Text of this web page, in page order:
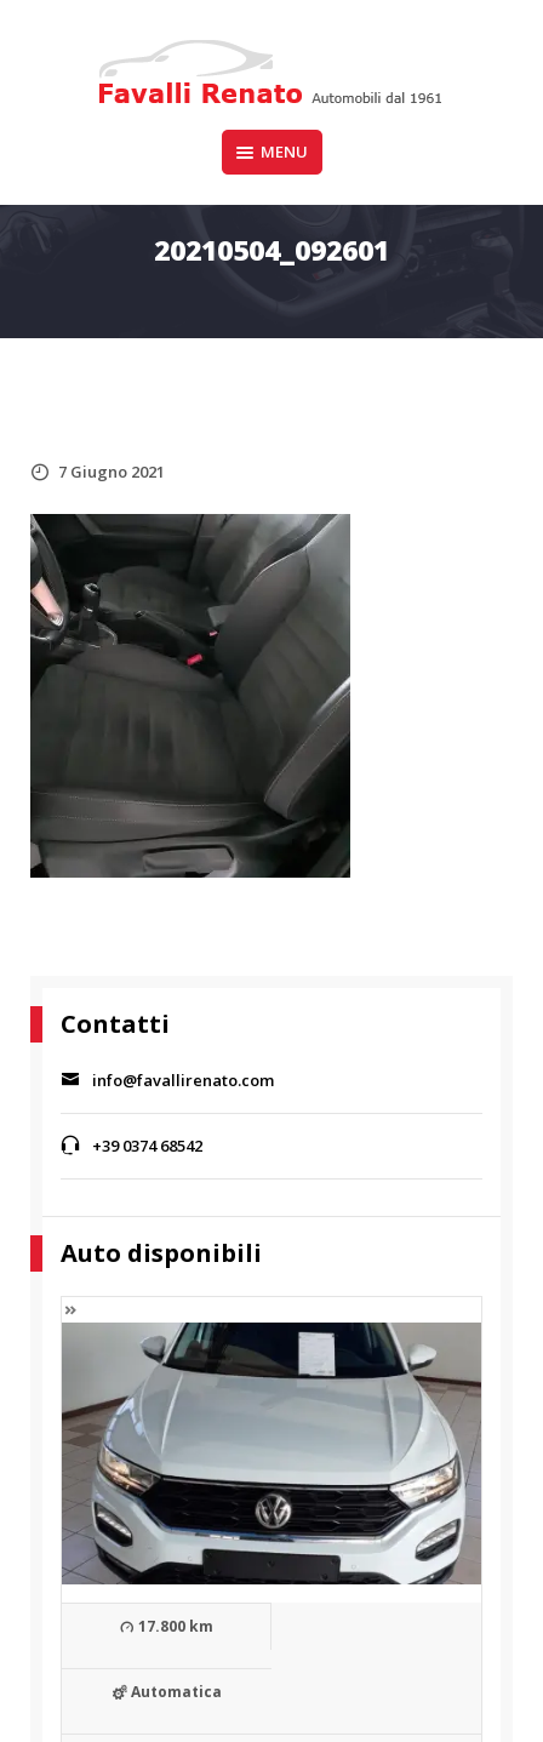
FAVALLI RENATO
MENU
20210504_092601
7 Giugno 2021
Contatti
info@favallirenato.com
+39 0374 68542
Auto disponibili
17.800 km
Automatica